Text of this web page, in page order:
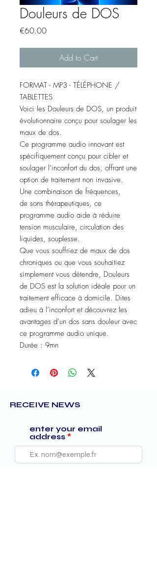
Douleurs de DOS
€60.00Price
Add to Cart
FORMAT - MP3 - TÉLÉPHONE /
TABLETTES
Voici les Douleurs de DOS, un produit
évolutionnaire conçu pour soulager les
maux de dos.
Ce programme audio innovant est
spécifiquement conçu pour cibler et
soulager l’inconfort du dos, offrant une
option de traitement non invasive.
Une combinaison de fréquences,
de sons thérapeutiques, ce
programme audio aide à réduire
tension musculaire, circulation des
liquides, souplesse.
Que vous souffriez de maux de dos
chroniques ou que vous souhaitiez
simplement vous détendre, Douleurs
de DOS est la solution idéale pour un
traitement efficace à domicile. Dites
adieu à l’inconfort et découvrez les
avantages d’un dos sans douleur avec
ce programme audio unique.
Durée : 9mn
RECEIVE NEWS
enter your email
address